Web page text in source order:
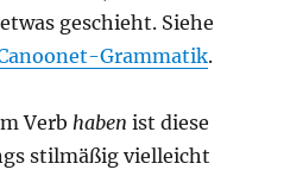
geschieht. Siehe
Grammatik.
Verbhabenist diese
stilmäßig vielleicht